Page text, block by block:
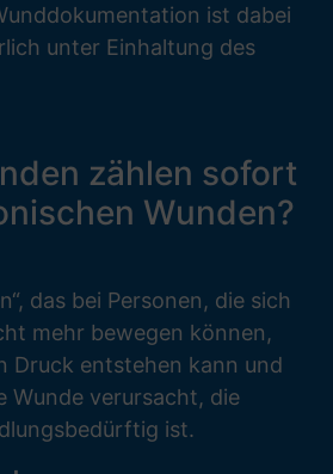
ist dabei
unter Einhaltung des
zählen sofort
Wunden?
das bei Personen, die sich
mehr bewegen können,
Druck entstehen kann und
Wunde verursacht, die
ist.